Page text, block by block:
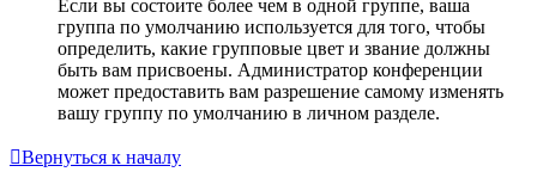
Если вы состоите более чем в одной группе, ваша
группа по умолчанию используется для того, чтобы
определить, какие групповые цвет и звание должны
быть вам присвоены. Администратор конференции
может предоставить вам разрешение самому изменять
вашу группу по умолчанию в личном разделе.
Вернуться к началу